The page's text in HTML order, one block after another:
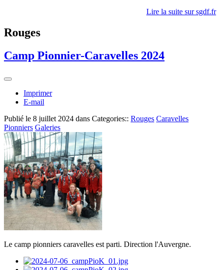
Lire la suite sur sgdf.fr
Rouges
Camp Pionnier-Caravelles 2024
Imprimer
E-mail
Publié le 8 juillet 2024 dans Categories:: Rouges Caravelles
Pionniers Galeries
Le camp pionniers caravelles est parti. Direction l'Auvergne.